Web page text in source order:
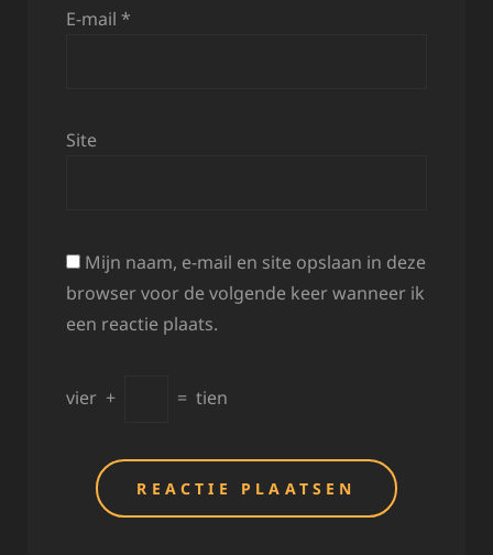
E-mail *
Site
Mijn naam, e-mail en site opslaan in deze
browser voor de volgende keer wanneer ik
een reactie plaats.
vier + = tien